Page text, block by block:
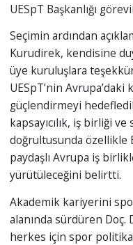
UESpT Başkanlığı
Seçimin ardından
Kurudirek, kendisine
üye kuruluşlara
UESpT’nin
güçlendirmeyi
kapsayıcılık, iş birliği
doğrultusunda özellikle
paydaşlı Avrupa iş
yürütüleceğini belirtti.
Akademik kariyerini
alanında sürdüren
herkes için spor